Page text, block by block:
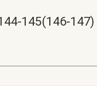
145(146-147)